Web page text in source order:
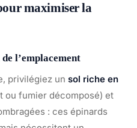
maximiser la
l’emplacement
privilégiez un sol riche en
ou fumier décomposé) et
: ces épinards